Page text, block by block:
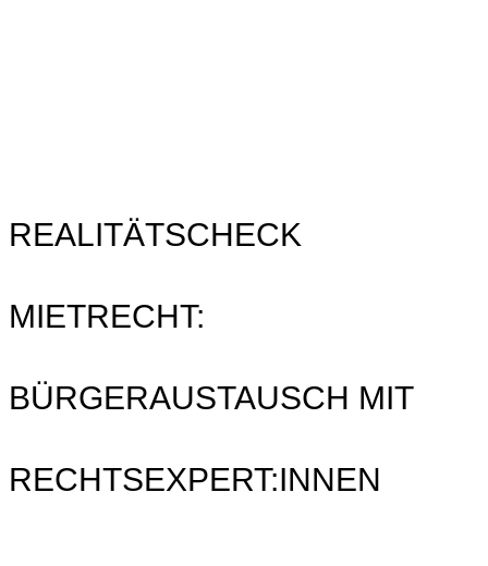
REALITÄTSCHECK
MIETRECHT:
BÜRGERAUSTAUSCH MIT
RECHTSEXPERT:INNEN